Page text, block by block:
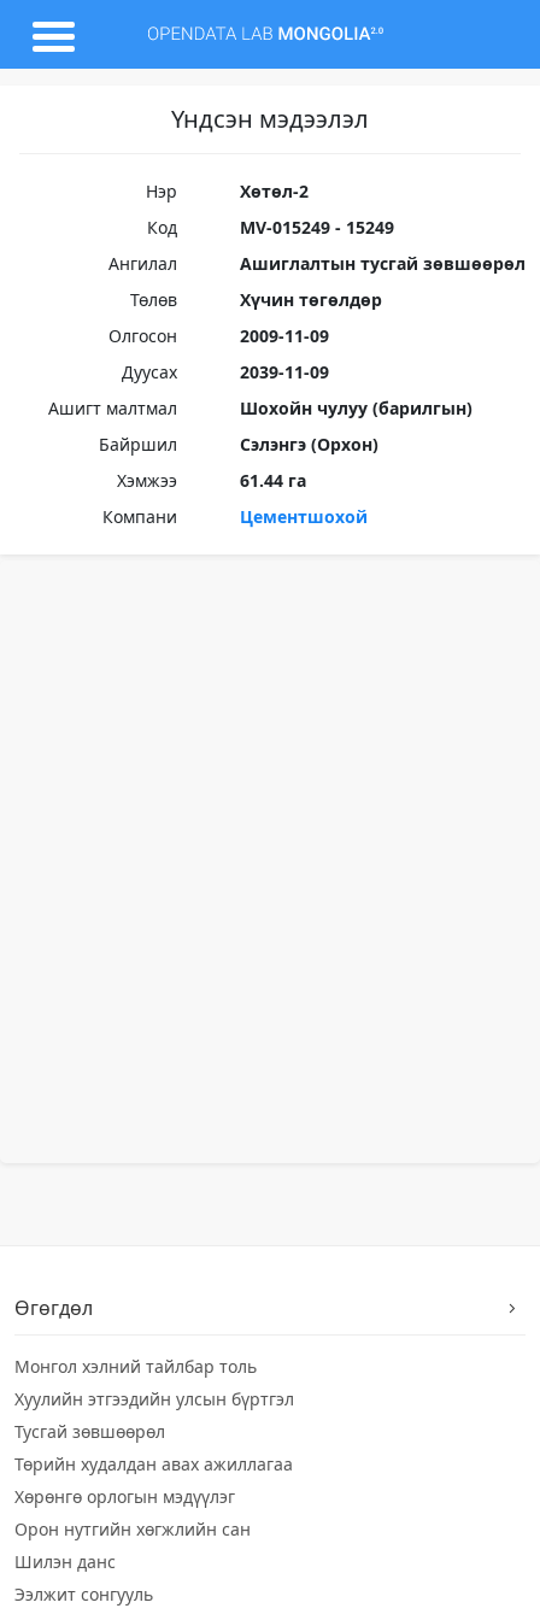
Үндсэн мэдээлэл
Нэр
Хөтөл-2
Код
MV-015249 - 15249
Ангилал
Ашиглалтын тусгай зөвшөөрөл
Төлөв
Хүчин төгөлдөр
Олгосон
2009-11-09
Дуусах
2039-11-09
Ашигт малтмал
Шохойн чулуу (барилгын)
Байршил
Сэлэнгэ (Орхон)
Хэмжээ
61.44 га
Компани
Цементшохой
Өгөгдөл
Монгол хэлний тайлбар толь
Хуулийн этгээдийн улсын бүртгэл
Тусгай зөвшөөрөл
Төрийн худалдан авах ажиллагаа
Хөрөнгө орлогын мэдүүлэг
Орон нутгийн хөгжлийн сан
Шилэн данс
Ээлжит сонгууль